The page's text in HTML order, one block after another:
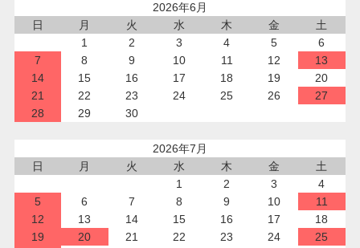
2026年6月
日
月 火 水 木 金
土
1
2 3 4 5
6
7
8 9 10 11 12
13
14
15 16 17 18 19
20
21
22 23 24 25 26
27
28
29 30
2026年7月
日
月 火 水 木 金
土
1
2 3
4
5
6 7 8 9 10
11
12
13 14 15 16 17
18
19
20 21 22 23 24 25